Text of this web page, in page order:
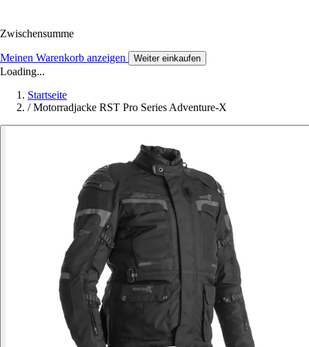
Zwischensumme
Meinen Warenkorb anzeigen Weiter einkaufen
Loading...
Startseite
/ Motorradjacke RST Pro Series Adventure-X